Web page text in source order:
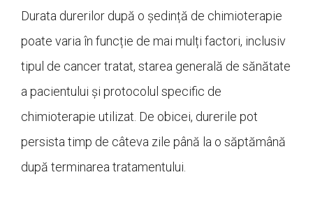
Durata durerilor după o ședință de chimioterapie
poate varia în funcție de mai mulți factori, inclusiv
tipul de cancer tratat, starea generală de sănătate
a pacientului și protocolul specific de
chimioterapie utilizat. De obicei, durerile pot
persista timp de câteva zile până la o săptămână
după terminarea tratamentului.